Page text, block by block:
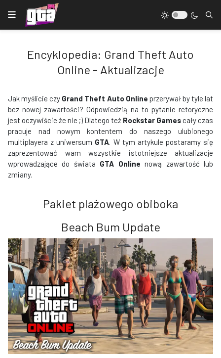
Encyklopedia: Grand Theft Auto
Online - Aktualizacje
Jak myślicie czy Grand Theft Auto Online przerywał by tyle lat
bez nowej zawartości? Odpowiedzią na to pytanie retoryczne
jest oczywiście że nie ;) Dlatego też Rockstar Games cały czas
pracuje nad nowym kontentem do naszego ulubionego
multiplayera z uniwersum GTA. W tym artykule postaramy się
zaprezentować wam wszystkie istotniejsze aktualizacje
wprowadzające do świata GTA Online nową zawartość lub
zmiany.
Pakiet plażowego obiboka
Beach Bum Update